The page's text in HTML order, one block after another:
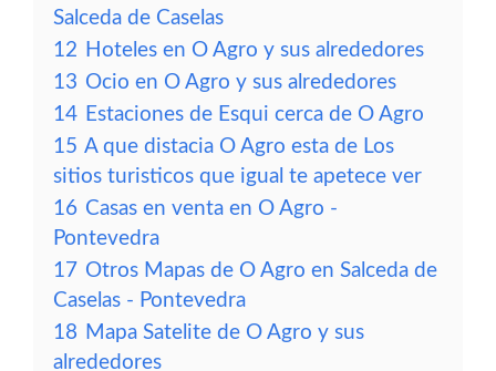
Salceda de Caselas
12 Hoteles en O Agro y sus alrededores
13 Ocio en O Agro y sus alrededores
14 Estaciones de Esqui cerca de O Agro
15 A que distacia O Agro esta de Los
sitios turisticos que igual te apetece ver
16 Casas en venta en O Agro -
Pontevedra
17 Otros Mapas de O Agro en Salceda de
Caselas - Pontevedra
18 Mapa Satelite de O Agro y sus
alrededores